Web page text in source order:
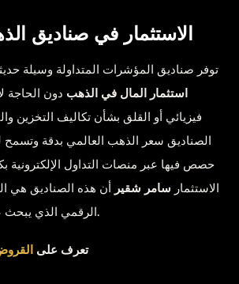
الاستثمار في صناديق
توفر صناديق المؤشرات المتداولة وسيلة
استثمار المال في الذهب دون الحاجة
فيزيائي أو القلق بشأن تكاليف التخزين
الصناديق سعر الذهب العالمي بدقة وتسمح
حصص فيها عبر منصات التداول الإلكترونية
الاستثمار سامر شقير أن هذه الصناديق هي
الرقمي الذي يبحث عن الكفاءة والسرعة.
تعرف على